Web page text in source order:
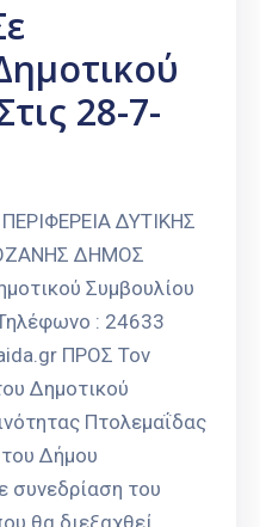
28-7-
ΔΥΤΙΚΗΣ
ΔΗΜΟΣ
Συμβουλίου
: 24633
ΠΡΟΣ Τον
Δημοτικού
Πτολεμαΐδας
Δήμου
του